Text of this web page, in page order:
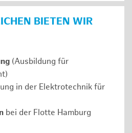
BIETEN WIR
(Ausbildung für
in der Elektrotechnik für
bei der Flotte Hamburg